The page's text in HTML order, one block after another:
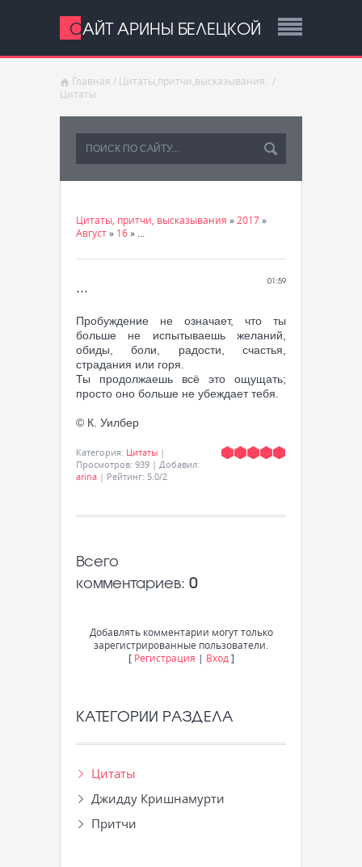
САЙТ АРИНЫ БЕЛЕЦКОЙ
Главная / Цитаты,притчи,высказывания..
/
Цитаты
Цитаты, притчи, высказывания » 2017»
Август» 16» ...
01:59
...
Пробуждение не означает, что ты
больше не испытываешь желаний,
обиды, боли, радости, счастья,
страдания или горя.
Ты продолжаешь всё это ощущать;
просто оно больше не убеждает тебя.
© К. Уилбер
Категория: Цитаты |
Просмотров: 939 | Добавил:
arina | Рейтинг: 5.0/2
Всего
комментариев: 0
Добавлять комментарии могут только
зарегистрированные пользователи.
[ Регистрация | Вход ]
КАТЕГОРИИ РАЗДЕЛА
Цитаты
Джидду Кришнамурти
Притчи